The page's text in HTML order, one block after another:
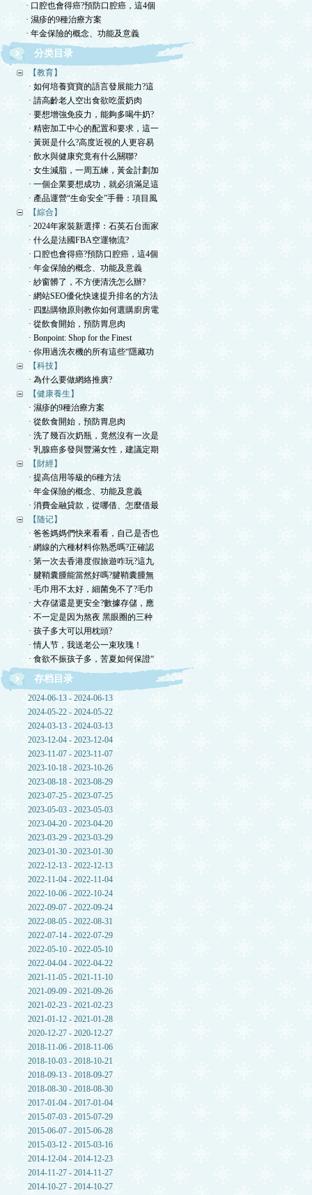
· 口腔也會得癌?預防口腔癌，這4個
· 濕疹的9種治療方案
· 年金保險的概念、功能及意義
分类目录
【教育】
· 如何培養寶寶的語言發展能力?這
· 請高齡老人空出食欲吃蛋奶肉
· 要想增強免疫力，能夠多喝牛奶?
· 精密加工中心的配置和要求，這一
· 黃斑是什么?高度近視的人更容易
· 飲水與健康究竟有什么關聯?
· 女生減脂，一周五練，黃金計劃加
· 一個企業要想成功，就必須滿足這
· 產品運營“生命安全”手冊：項目風
【綜合】
· 2024年家裝新選擇：石英石台面家
· 什么是法國FBA空運物流?
· 口腔也會得癌?預防口腔癌，這4個
· 年金保險的概念、功能及意義
· 紗窗髒了，不方便清洗怎么辦?
· 網站SEO優化快速提升排名的方法
· 四點購物原則教你如何選購廚房電
· 從飲食開始，預防胃息肉
· Bonpoint: Shop for the Finest
· 你用過洗衣機的所有這些“隱藏功
【科技】
· 為什么要做網絡推廣?
【健康養生】
· 濕疹的9種治療方案
· 從飲食開始，預防胃息肉
· 洗了幾百次奶瓶，竟然沒有一次是
· 乳腺癌多發與豐滿女性，建議定期
【財經】
· 提高信用等級的6種方法
· 年金保險的概念、功能及意義
· 消費金融貸款，從哪借、怎麼借最
【随记】
· 爸爸媽媽們快來看看，自己是否也
· 網線的六種材料你熟悉嗎?正確認
· 第一次去香港度假旅遊咋玩?這九
· 腱鞘囊腫能當然好嗎?腱鞘囊腫無
· 毛巾用不太好，細菌免不了?毛巾
· 大存儲還是更安全?數據存儲，應
· 不一定是因为熬夜 黑眼圈的三种
· 孩子多大可以用枕頭?
· 情人节，我送老公一束玫瑰！
· 食欲不振孩子多，苦夏如何保證“
存档目录
2024-06-13 - 2024-06-13
2024-05-22 - 2024-05-22
2024-03-13 - 2024-03-13
2023-12-04 - 2023-12-04
2023-11-07 - 2023-11-07
2023-10-18 - 2023-10-26
2023-08-18 - 2023-08-29
2023-07-25 - 2023-07-25
2023-05-03 - 2023-05-03
2023-04-20 - 2023-04-20
2023-03-29 - 2023-03-29
2023-01-30 - 2023-01-30
2022-12-13 - 2022-12-13
2022-11-04 - 2022-11-04
2022-10-06 - 2022-10-24
2022-09-07 - 2022-09-24
2022-08-05 - 2022-08-31
2022-07-14 - 2022-07-29
2022-05-10 - 2022-05-10
2022-04-04 - 2022-04-22
2021-11-05 - 2021-11-10
2021-09-09 - 2021-09-26
2021-02-23 - 2021-02-23
2021-01-12 - 2021-01-28
2020-12-27 - 2020-12-27
2018-11-06 - 2018-11-06
2018-10-03 - 2018-10-21
2018-09-13 - 2018-09-27
2018-08-30 - 2018-08-30
2017-01-04 - 2017-01-04
2015-07-03 - 2015-07-29
2015-06-07 - 2015-06-28
2015-03-12 - 2015-03-16
2014-12-04 - 2014-12-23
2014-11-27 - 2014-11-27
2014-10-27 - 2014-10-27